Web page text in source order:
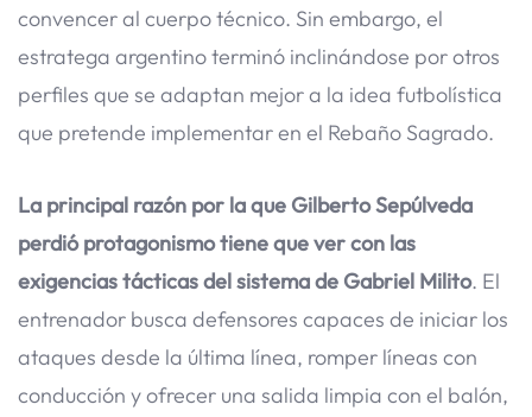
convencer al cuerpo técnico. Sin embargo, el
estratega argentino terminó inclinándose por otros
perfiles que se adaptan mejor a la idea futbolística
que pretende implementar en el Rebaño Sagrado.
La principal razón por la que Gilberto Sepúlveda
perdió protagonismo tiene que ver con las
exigencias tácticas del sistema de Gabriel Milito. El
entrenador busca defensores capaces de iniciar los
ataques desde la última línea, romper líneas con
conducción y ofrecer una salida limpia con el balón,